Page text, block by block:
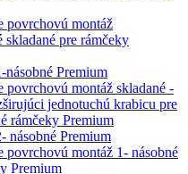
povrchovú montáž
skladané pre rámčeky
násobné Premium
povrchovú montáž skladané -
jednotuchú krabicu pre
rámčeky Premium
násobné Premium
povrchovú montáž 1- násobné
Premium